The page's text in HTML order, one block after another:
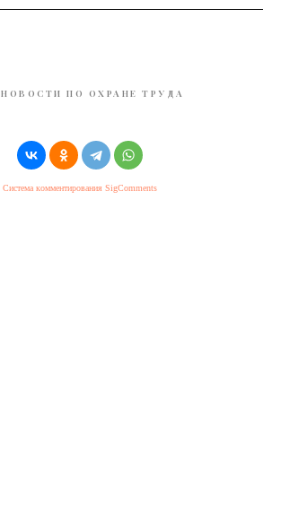
НОВОСТИ ПО ОХРАНЕ ТРУДА
Система комментирования SigComments